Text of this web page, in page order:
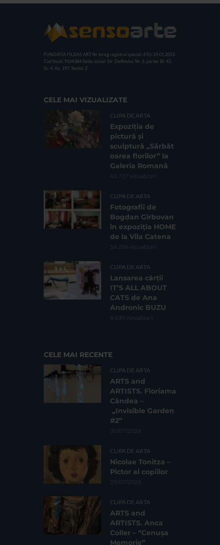
FUNDATIA FILDAS ART Nr inreg registrul special: 4 PJ/ 29.01.2013
Cod fiscal: 9164384 Sediu social: Str. Delfinului, Nr. 6, parter Bl. 42,
Sc. 4, Ap. 197, Sector 2
CELE MAI VIZUALIZATE
CLIPA DE ARTA
Expoziția de
pictură și
sculptură „Sărbăt
oarea florilor” la
Galeria Romană
62.727 vizualizari
CLIPA DE ARTA
Fotografii de
Bogdan Gîrbovan
în expoziția HOME
de la Vila Catena
16.206 vizualizari
CLIPA DE ARTA
Lansarea cărții
IT’S ALL ABOUT
CATS de Ana
Andronic BUZU
8.030 vizualizari
CELE MAI RECENTE
CLIPA DE ARTA
ARTS and
ARTISTS. Floriama
Cândea –
„Invisible Garden
#2”
30/07/2026
CLIPA DE ARTA
Nicolae Tonitza –
Pictor al copiilor
29/07/2026
CLIPA DE ARTA
ARTS and
ARTISTS. Anca
Coller – “Cenușa
Memorie”